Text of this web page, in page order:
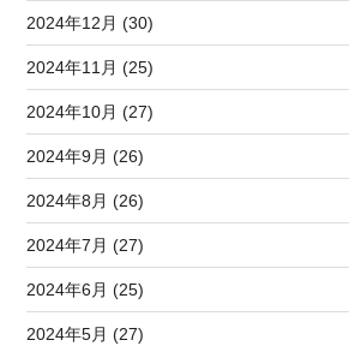
2024年12月 (30)
2024年11月 (25)
2024年10月 (27)
2024年9月 (26)
2024年8月 (26)
2024年7月 (27)
2024年6月 (25)
2024年5月 (27)